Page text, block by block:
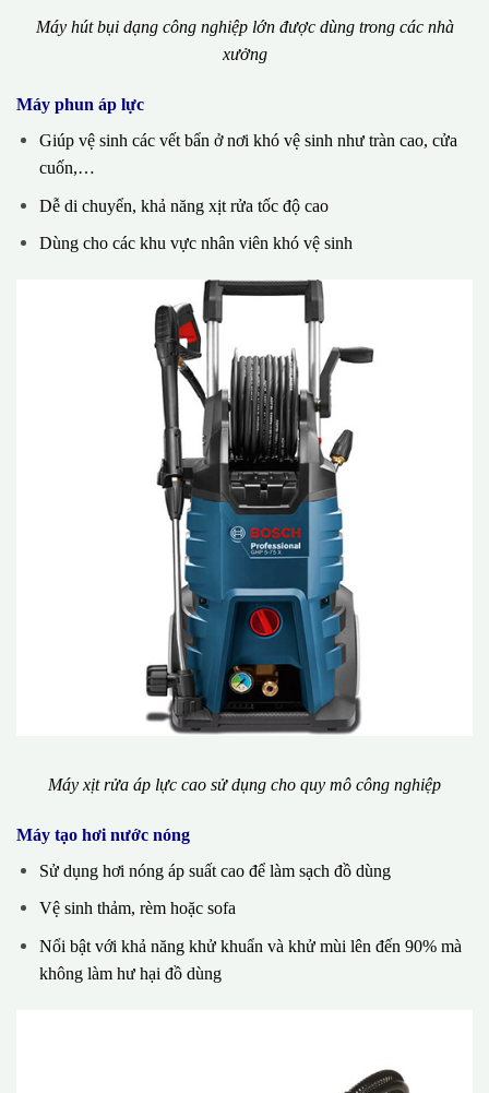
Máy hút bụi dạng công nghiệp lớn được dùng trong các nhà
xưởng
Máy phun áp lực
Giúp vệ sinh các vết bẩn ở nơi khó vệ sinh như tràn cao, cửa
cuốn,…
Dễ di chuyển, khả năng xịt rửa tốc độ cao
Dùng cho các khu vực nhân viên khó vệ sinh
Máy xịt rửa áp lực cao sử dụng cho quy mô công nghiệp
Máy tạo hơi nước nóng
Sử dụng hơi nóng áp suất cao để làm sạch đồ dùng
Vệ sinh thảm, rèm hoặc sofa
Nổi bật với khả năng khử khuẩn và khử mùi lên đến 90% mà
không làm hư hại đồ dùng